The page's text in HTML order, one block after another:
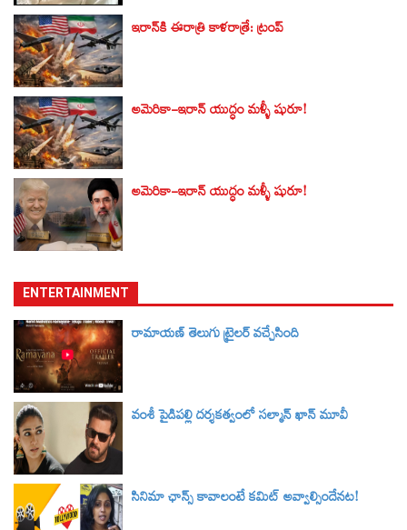
ఇరాన్‌కి ఈరాత్రి కాళరాత్రే: ట్రంప్‌
అమెరికా-ఇరాన్‌ యుద్ధం మళ్ళీ షురూ!
అమెరికా-ఇరాన్‌ యుద్ధం మళ్ళీ షురూ!
ENTERTAINMENT
రామాయణ్ తెలుగు ట్రైలర్‌ వచ్చేసింది
వంశీ పైడిపల్లి దర్శకత్వంలో సల్మాన్ ఖాన్ మూవీ
సినిమా ఛాన్స్ కావాలంటే కమిట్ అవ్వాల్సిందేనట!